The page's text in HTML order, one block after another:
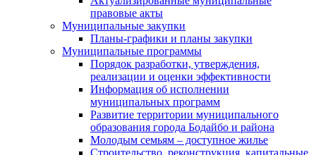
правовые акты
Муниципальные закупки
Планы-графики и планы закупки
Муниципальные программы
Порядок разработки, утверждения,
реализации и оценки эффективности
Информация об исполнении
муниципальных программ
Развитие территории муниципального
образования города Бодайбо и района
Молодым семьям – доступное жилье
Строительство, реконструкция, капитальные